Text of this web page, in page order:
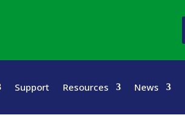
Support Resources News